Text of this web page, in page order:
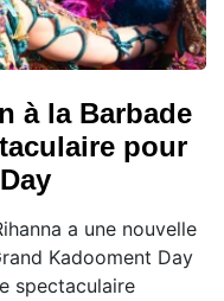
à la Barbade
pour
a une nouvelle
Kadooment Day
spectaculaire